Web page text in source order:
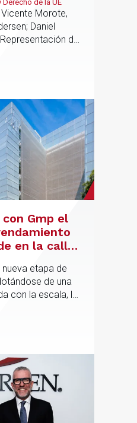
primacía
UE en las
de la UE
Morote,
Daniel
de
Gmp el
en la calle
etapa de
de una
con la escala, la